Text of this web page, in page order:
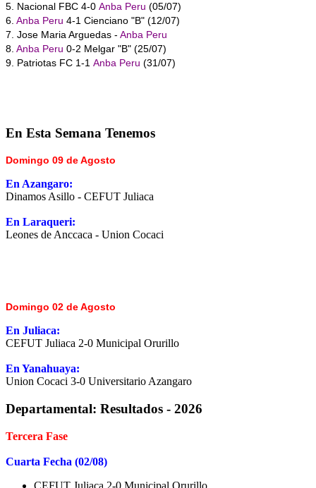
5. Nacional FBC 4-0 Anba Peru (05/07)
6. Anba Peru 4-1 Cienciano "B" (12/07)
7. Jose Maria Arguedas - Anba Peru
8. Anba Peru 0-2 Melgar "B" (25/07)
9. Patriotas FC 1-1 Anba Peru (31/07)
En Esta Semana Tenemos
Domingo 09 de Agosto
En Azangaro:
Dinamos Asillo - CEFUT Juliaca
En Laraqueri:
Leones de Anccaca - Union Cocaci
Domingo 02 de Agosto
En Juliaca:
CEFUT Juliaca 2-0 Municipal Orurillo
En Yanahuaya:
Union Cocaci 3-0 Universitario Azangaro
Departamental: Resultados - 2026
Tercera Fase
Cuarta Fecha (02/08)
CEFUT Juliaca 2-0 Municipal Orurillo